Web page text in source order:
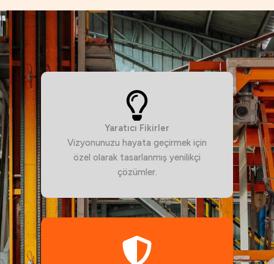
Yaratıcı Fikirler
Vizyonunuzu hayata geçirmek için
özel olarak tasarlanmış yenilikçi
çözümler.